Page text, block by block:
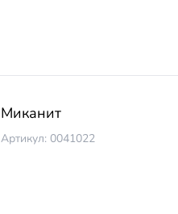
Миканит
Артикул: 0041022